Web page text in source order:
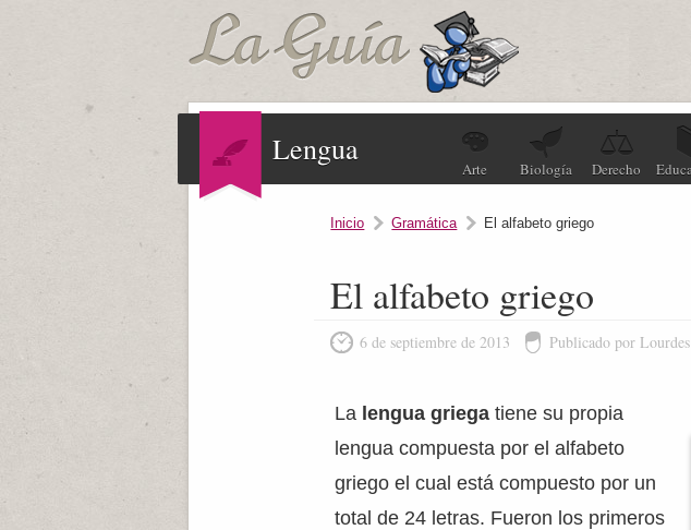
Lengua
Arte Biología Derecho
Inicio Gramática El alfabeto griego
El alfabeto griego
6 de septiembre de 2013 Publicado por Lourdes
La lengua griega tiene su propia
lengua compuesta por el alfabeto
griego el cual está compuesto por un
total de 24 letras. Fueron los primeros